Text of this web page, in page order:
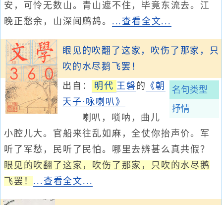
安，可怜无数山。青山遮不住，毕竟东流去。江
晚正愁余，山深闻鹧鸪。 ...查看全文...
眼见的吹翻了这家，吹伤了那家，只
吹的水尽鹅飞罢！
名句类型
抒情
出自： 明代 王磐 的 《朝
天子·咏喇叭》
喇叭，唢呐，曲儿
小腔儿大。官船来往乱如麻，全仗你抬声价。军
听了军愁，民听了民怕。哪里去辨甚么真共假？
眼见的吹翻了这家，吹伤了那家，只吹的水尽鹅
飞罢！ ...查看全文...